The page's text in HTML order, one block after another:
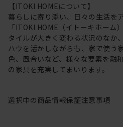
【ITOKI HOMEについて】
暮らしに寄り添い、日々の生活を
「ITOKI HOME（イトーキホーム
タイルが大きく変わる状況のなか
ハウを活かしながらも、家で使う
色、風合いなど、様々な要素を融
の家具を充実してまいります。
選択中の商品情報保証注意事項